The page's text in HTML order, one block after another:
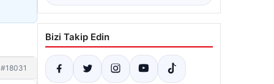
#18031
Bizi Takip Edin